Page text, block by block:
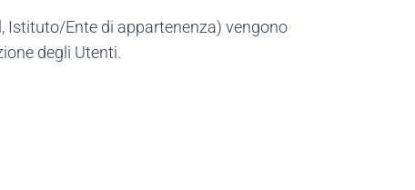
Istituto/Ente di appartenenza) vengono
degli Utenti.